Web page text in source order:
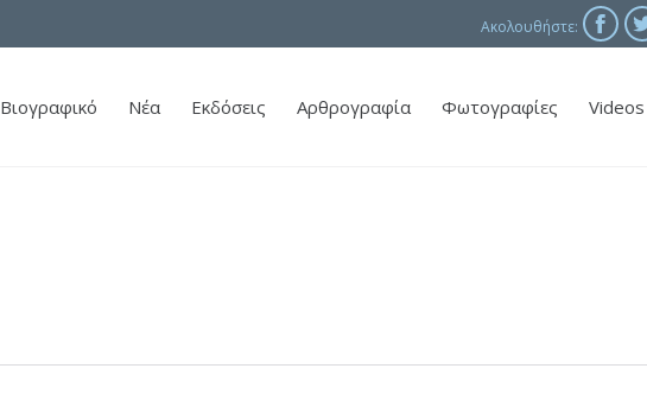
Ακολουθήστε: 
Βιογραφικό Νέα Εκδόσεις Αρθρογραφία Φωτογραφίες Videos